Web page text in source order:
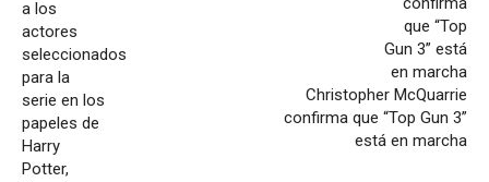
Christopher McQuarrie
confirma que “Top Gun 3”
está en marcha